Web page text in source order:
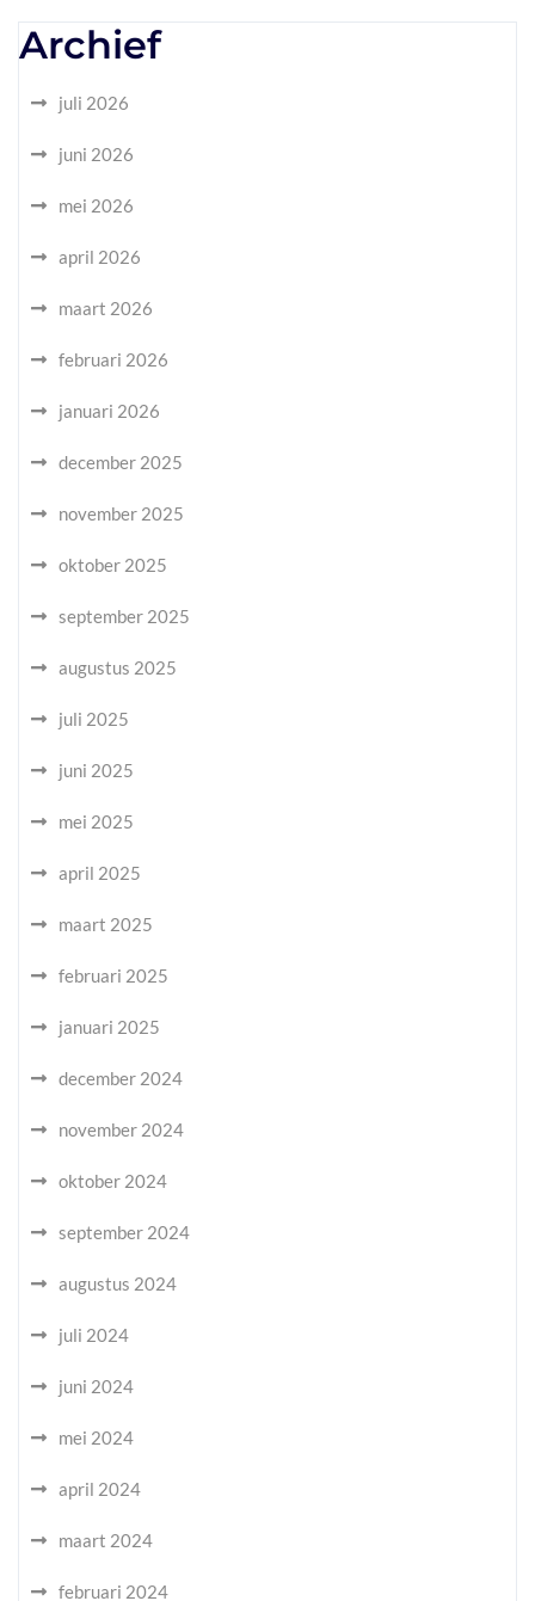
Archief
juli 2026
juni 2026
mei 2026
april 2026
maart 2026
februari 2026
januari 2026
december 2025
november 2025
oktober 2025
september 2025
augustus 2025
juli 2025
juni 2025
mei 2025
april 2025
maart 2025
februari 2025
januari 2025
december 2024
november 2024
oktober 2024
september 2024
augustus 2024
juli 2024
juni 2024
mei 2024
april 2024
maart 2024
februari 2024